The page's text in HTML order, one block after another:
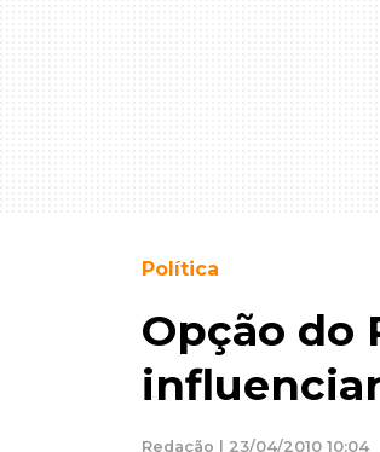
Política
Opção do
Redação | 23/04/2010 10:04